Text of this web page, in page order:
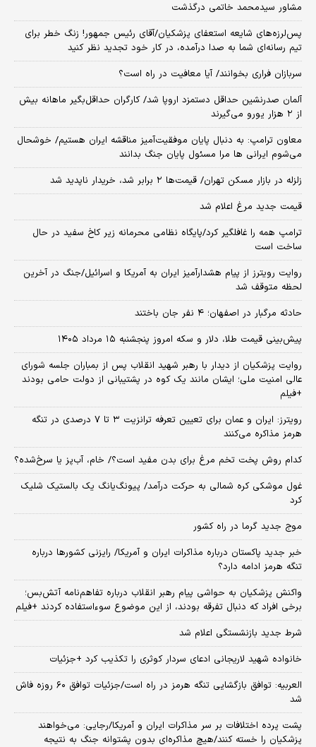
مشاور سیدمحمد خاتمی درگذشت
پس‌لرزه‌های شایعه استعفای پزشکیان/آقای رئیس جمهور! زنگ خطر برای
تیم رسانه‌ای شما به صدا درآمده، در کار خود تجدید نظر کنید
سربازان فراری بخوانند/ آیا معافیت در راه است؟
آلمان صدرنشین حداقل دستمزد اروپا شد/ کارگران حداقل‌بگیر ماهانه بیش
از ۲ هزار یورو می‌گیرند
معاون ترامپ: به دنبال پایان موفقیت‌آمیز مناقشه ایران هستیم/ خوشحال
می‌شوم ایرانی ها مرا مسئول پایان جنگ بدانند
زلزله در بازار مسکن تهران/ قیمت‌ها ۲ برابر شد، خریدار ناپدید شد
قیمت جدید مرغ اعلام شد
ترامپ همه را غافلگیر کرد/پایگاه نظامی محرمانه زیر کاخ سفید در حال
ساخت است
روایت رویترز از پیام هشدارآمیز ایران به آمریکا و اسرائیل/جنگ در آخرین
لحظه متوقف شد
حادثه مرگبار در اصفهان؛ ۴ نفر جان باختند
پیش‌بینی قیمت طلا، دلار و سکه امروز پنجشنبه ۱۵ مرداد ۱۴۰۵
روایت پزشکیان از دیدار با رهبر شهید انقلاب پس از بمباران جلسه شورای
عالی امنیت ملی؛ ایشان مانند یک کوه در پشتیبانی از دولت حامی بودند
+فیلم
رویترز: ایران و عمان برای تعیین تعرفه ترانزیت ۳ تا ۷ درصدی در تنگه
هرمز مذاکره می‌کنند
کدام روش پخت تخم مرغ برای بدن مفید است؟/ خام، آب‌پز یا سرخ‌شده؟
غول موشکی کره شمالی به حرکت درآمد/ پیونگ‌یانگ یک بالستیک شلیک
کرد
موج جدید گرما در راه کشور
خبر جدید پاکستان درباره مذاکرات ایران و آمریکا/ رایزنی کشورها درباره
تنگه هرمز ادامه دارد؟
واکنش پزشکیان به حواشی پیام رهبر انقلاب درباره تفاهم‌نامه آتش‌بس؛
برخی افراد که دنبال تفرقه بودند، از این موضوع سوءاستفاده کردند +فیلم
شرط جدید بازنشستگی اعلام شد
خانواده شهید لاریجانی ادعای سردار کوثری را تکذیب کرد +جزئیات
العربیه: توافق بازگشایی تنگه هرمز در راه است/جزئیات توافق ۶۰ روزه فاش
شد
پشت پرده اختلافات بر سر مذاکرات ایران و آمریکا/رجایی: می‌خواهند
پزشکیان را خسته کنند/هیچ مذاکره‌ای بدون پشتوانه جنگ به نتیجه